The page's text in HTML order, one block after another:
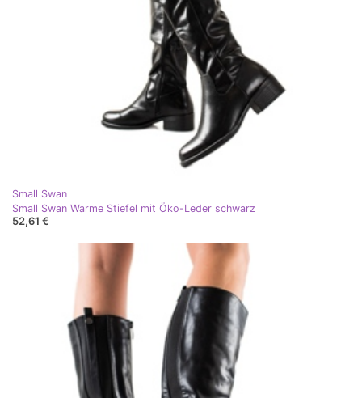
Small Swan
Small Swan Warme Stiefel mit Öko-Leder schwarz
52,61 €